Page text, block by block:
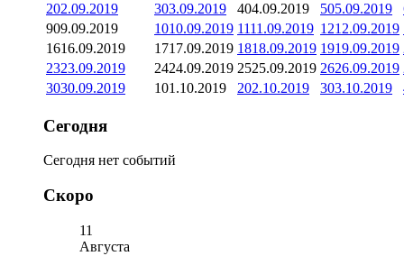
202.09.2019 303.09.2019 404.09.2019 505.09.2019
909.09.2019 1010.09.2019 1111.09.2019 1212.09.2019
1616.09.2019 1717.09.2019 1818.09.2019 1919.09.2019
2323.09.2019 2424.09.2019 2525.09.2019 2626.09.2019
3030.09.2019 101.10.2019 202.10.2019 303.10.2019
Сегодня
Сегодня нет событий
Скоро
11
Августа